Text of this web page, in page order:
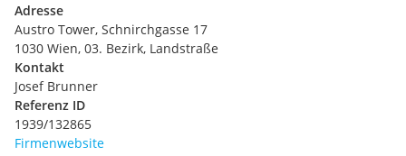
Adresse
Austro Tower, Schnirchgasse 17
1030 Wien, 03. Bezirk, Landstraße
Kontakt
Josef Brunner
Referenz ID
1939/132865
Firmenwebsite